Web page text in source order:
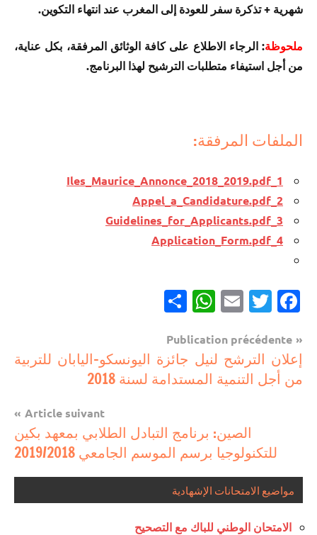
شهرية + تذكرة سفر للعودة إلى المغرب عند انتهاء التكوين.
ملحوظة: الرجاء الاطلاع على كافة الوثائق المرفقة، بكل عناية،
من أجل استيفاء متطلبات الترشيح لهذا البرنامج.
الملفات المرفقة:
1_Iles_Maurice_Annonce_2018_2019.pdf
2_Appel_a_Candidature.pdf
3_Guidelines_for_Applicants.pdf
4_Application_Form.pdf
Facebook
Twitter
Email
WhatsApp
مستجدات
تربوية
Navigation
de
l’article
Publication précédente
إعلان الترشح لنيل جائزة اليونسكو-اليابان للتربية
من أجل التنمية المستدامة لسنة 2018
Article suivant
الصين: برنامج التبادل الطلابي بمعهد بكين
للتكنولوجيا برسم الموسم الجامعي 2019/2018
مواضيع الامتحانات الإشهادية
الامتحان الوطني للباك مع التصحيح